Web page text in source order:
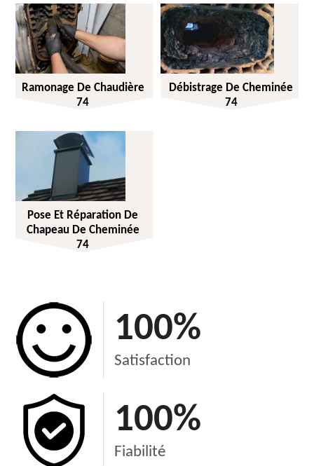
Ramonage De Chaudière
74
Débistrage De Cheminée
74
Pose Et Réparation De
Chapeau De Cheminée
74
100%
Satisfaction
100%
Fiabilité